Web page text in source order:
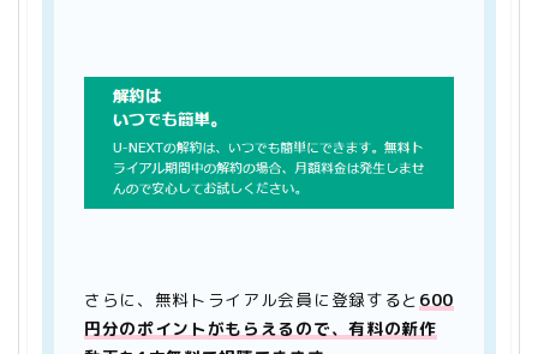
さらに、無料トライアル会員に登録すると 600
円分のポイントがもらえるので、有料の新作